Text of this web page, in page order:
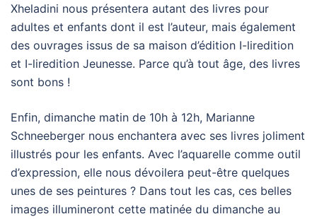
Xheladini nous présentera autant des livres pour
adultes et enfants dont il est l’auteur, mais également
des ouvrages issus de sa maison d’édition I-liredition
et I-liredition Jeunesse. Parce qu’à tout âge, des livres
sont bons !
Enfin, dimanche matin de 10h à 12h, Marianne
Schneeberger nous enchantera avec ses livres joliment
illustrés pour les enfants. Avec l’aquarelle comme outil
d’expression, elle nous dévoilera peut-être quelques
unes de ses peintures ? Dans tout les cas, ces belles
images illumineront cette matinée du dimanche au